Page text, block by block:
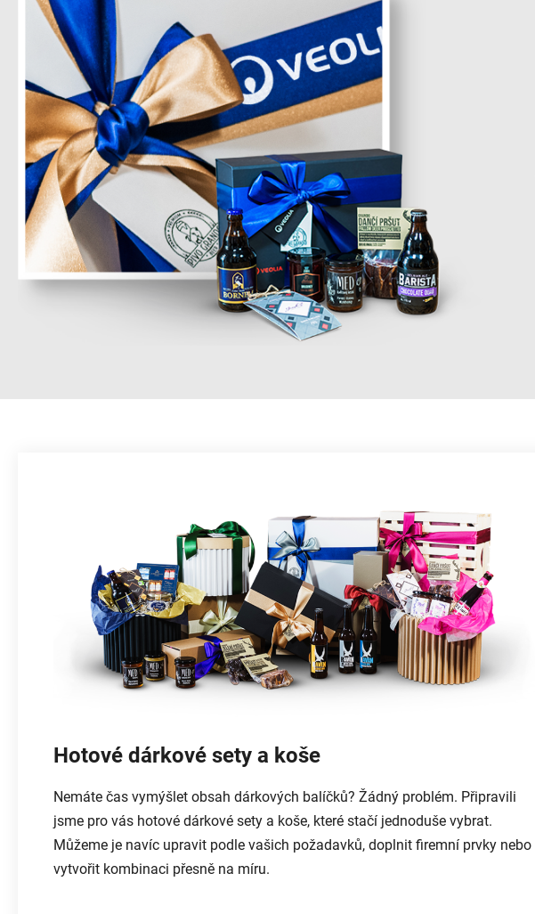
Hotové dárkové sety a koše
Nemáte čas vymýšlet obsah dárkových balíčků? Žádný problém. Připravili
jsme pro vás hotové dárkové sety a koše, které stačí jednoduše vybrat.
Můžeme je navíc upravit podle vašich požadavků, doplnit firemní prvky nebo
vytvořit kombinaci přesně na míru.